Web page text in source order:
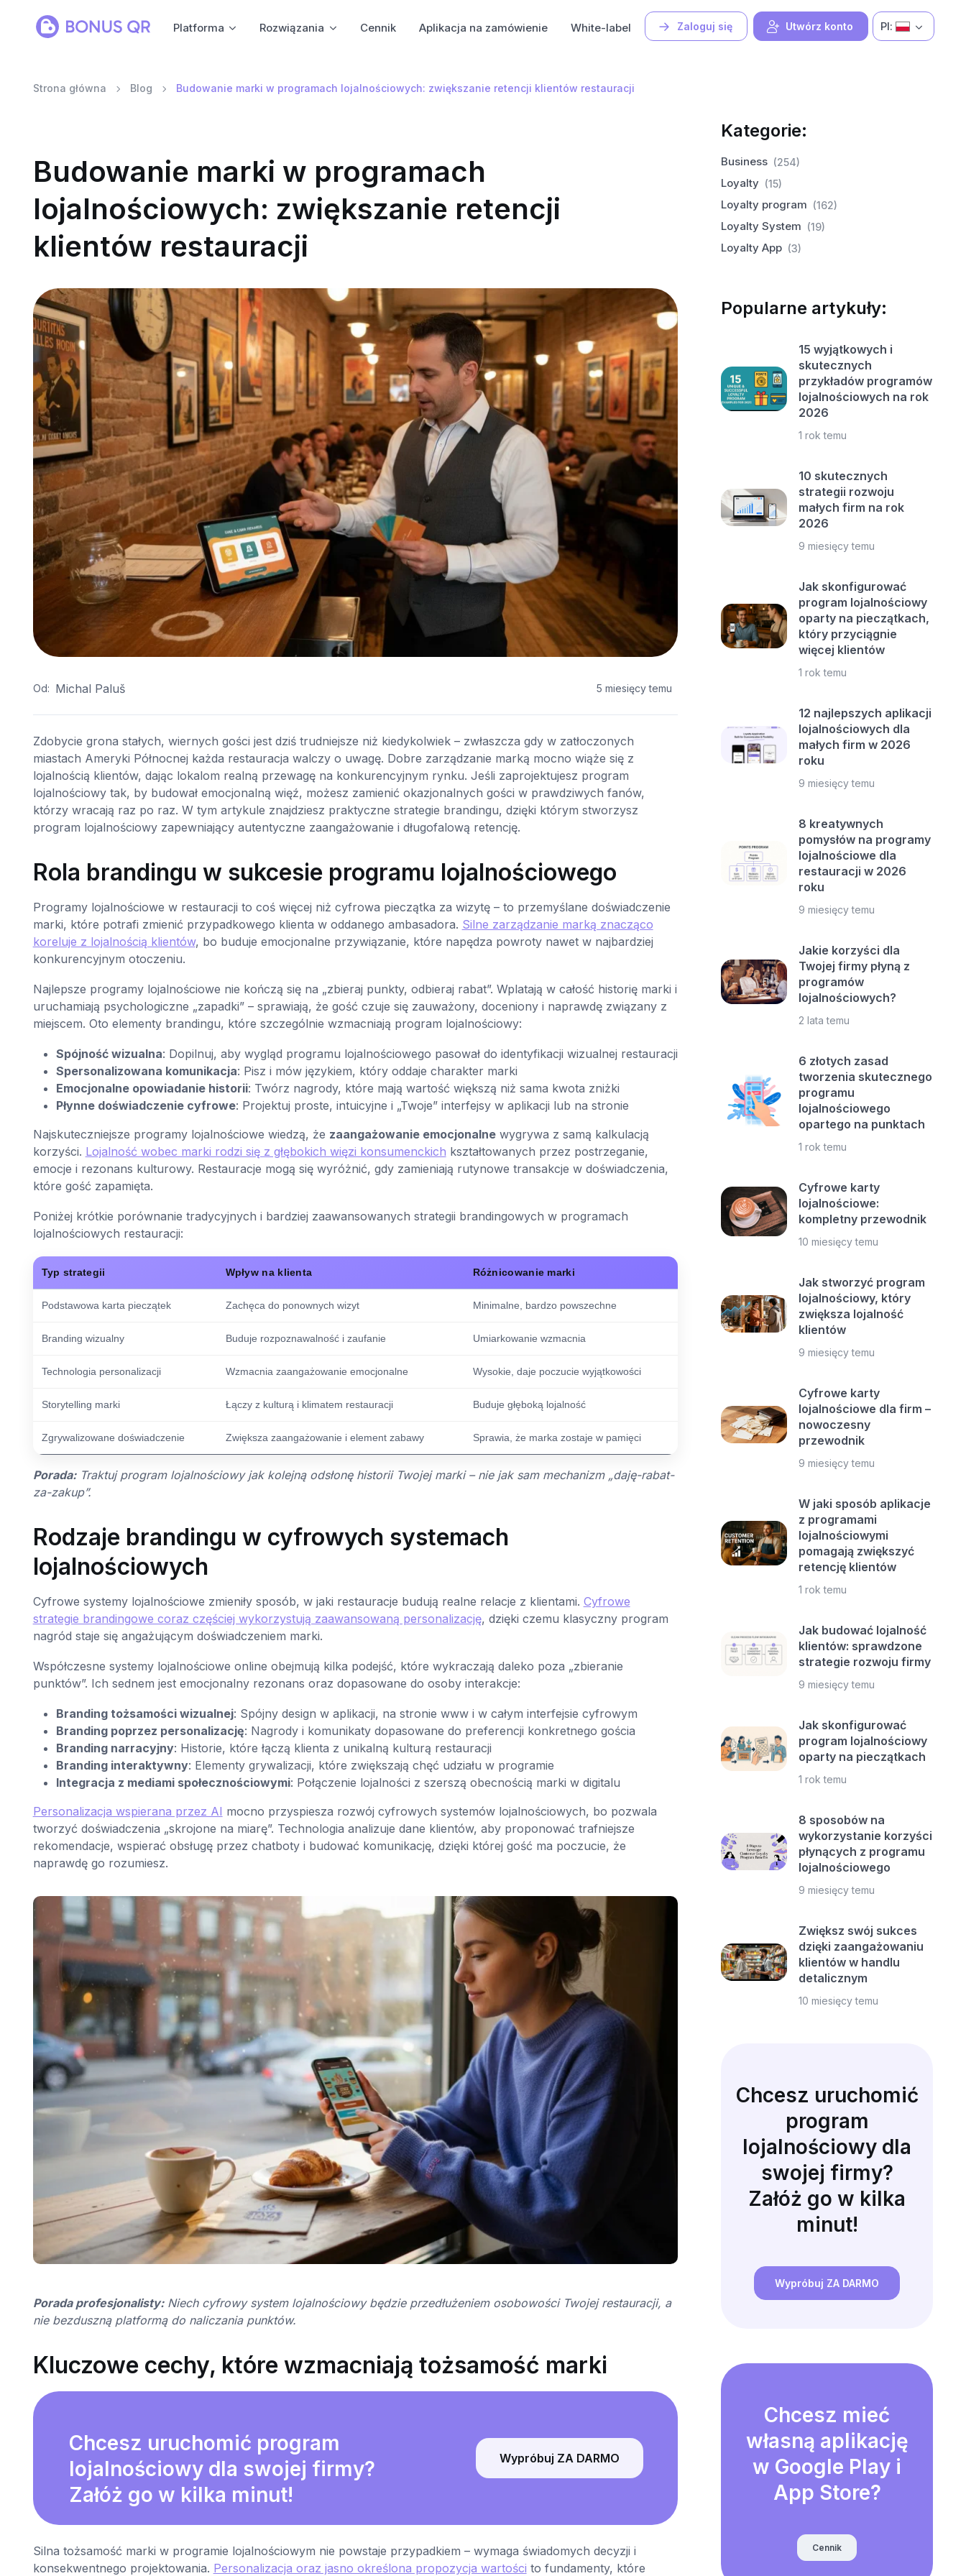
Zaloguj się Utwórz konto
Platforma Rozwiązania Cennik Aplikacja na zamówienie White-label Pl:
Strona główna Blog Budowanie marki w programach lojalnościowych: zwiększanie retencji klientów restauracji
Budowanie marki w programach
lojalnościowych: zwiększanie retencji
klientów restauracji
Od: Michal Paluš 5 miesięcy temu
Zdobycie grona stałych, wiernych gości jest dziś trudniejsze niż kiedykolwiek – zwłaszcza gdy w zatłoczonych
miastach Ameryki Północnej każda restauracja walczy o uwagę. Dobre zarządzanie marką mocno wiąże się z
lojalnością klientów, dając lokalom realną przewagę na konkurencyjnym rynku. Jeśli zaprojektujesz program
lojalnościowy tak, by budował emocjonalną więź, możesz zamienić okazjonalnych gości w prawdziwych fanów,
którzy wracają raz po raz. W tym artykule znajdziesz praktyczne strategie brandingu, dzięki którym stworzysz
program lojalnościowy zapewniający autentyczne zaangażowanie i długofalową retencję.
Rola brandingu w sukcesie programu lojalnościowego
Programy lojalnościowe w restauracji to coś więcej niż cyfrowa pieczątka za wizytę – to przemyślane doświadczenie
marki, które potrafi zmienić przypadkowego klienta w oddanego ambasadora. Silne zarządzanie marką znacząco
koreluje z lojalnością klientów, bo buduje emocjonalne przywiązanie, które napędza powroty nawet w najbardziej
konkurencyjnym otoczeniu.
Najlepsze programy lojalnościowe nie kończą się na „zbieraj punkty, odbieraj rabat”. Wplatają w całość historię marki i
uruchamiają psychologiczne „zapadki” – sprawiają, że gość czuje się zauważony, doceniony i naprawdę związany z
miejscem. Oto elementy brandingu, które szczególnie wzmacniają program lojalnościowy:
Spójność wizualna: Dopilnuj, aby wygląd programu lojalnościowego pasował do identyfikacji wizualnej restauracji
Spersonalizowana komunikacja: Pisz i mów językiem, który oddaje charakter marki
Emocjonalne opowiadanie historii: Twórz nagrody, które mają wartość większą niż sama kwota zniżki
Płynne doświadczenie cyfrowe: Projektuj proste, intuicyjne i „Twoje” interfejsy w aplikacji lub na stronie
Najskuteczniejsze programy lojalnościowe wiedzą, że zaangażowanie emocjonalnewygrywa z samą kalkulacją
korzyści. Lojalność wobec marki rodzi się z głębokich więzi konsumenckich kształtowanych przez postrzeganie,
emocje i rezonans kulturowy. Restauracje mogą się wyróżnić, gdy zamieniają rutynowe transakcje w doświadczenia,
które gość zapamięta.
Poniżej krótkie porównanie tradycyjnych i bardziej zaawansowanych strategii brandingowych w programach
lojalnościowych restauracji:
Typ strategii Wpływ na klienta Różnicowanie marki
Podstawowa karta pieczątek Zachęca do ponownych wizyt Minimalne, bardzo powszechne
Branding wizualny Buduje rozpoznawalność i zaufanie Umiarkowanie wzmacnia
Technologia personalizacji Wzmacnia zaangażowanie emocjonalne Wysokie, daje poczucie wyjątkowości
Storytelling marki Łączy z kulturą i klimatem restauracji Buduje głęboką lojalność
Zgrywalizowane doświadczenie Zwiększa zaangażowanie i element zabawy Sprawia, że marka zostaje w pamięci
Porada: Traktuj program lojalnościowy jak kolejną odsłonę historii Twojej marki – nie jak sam mechanizm „daję-rabat-
za-zakup”.
Rodzaje brandingu w cyfrowych systemach
lojalnościowych
Cyfrowe systemy lojalnościowe zmieniły sposób, w jaki restauracje budują realne relacje z klientami. Cyfrowe
strategie brandingowe coraz częściej wykorzystują zaawansowaną personalizację, dzięki czemu klasyczny program
nagród staje się angażującym doświadczeniem marki.
Współczesne systemy lojalnościowe online obejmują kilka podejść, które wykraczają daleko poza „zbieranie
punktów”. Ich sednem jest emocjonalny rezonans oraz dopasowane do osoby interakcje:
Branding tożsamości wizualnej: Spójny design w aplikacji, na stronie www i w całym interfejsie cyfrowym
Branding poprzez personalizację: Nagrody i komunikaty dopasowane do preferencji konkretnego gościa
Branding narracyjny: Historie, które łączą klienta z unikalną kulturą restauracji
Branding interaktywny: Elementy grywalizacji, które zwiększają chęć udziału w programie
Integracja z mediami społecznościowymi: Połączenie lojalności z szerszą obecnością marki w digitalu
Personalizacja wspierana przez AI mocno przyspiesza rozwój cyfrowych systemów lojalnościowych, bo pozwala
tworzyć doświadczenia „skrojone na miarę”. Technologia analizuje dane klientów, aby proponować trafniejsze
rekomendacje, wspierać obsługę przez chatboty i budować komunikację, dzięki której gość ma poczucie, że
naprawdę go rozumiesz.
Porada profesjonalisty: Niech cyfrowy system lojalnościowy będzie przedłużeniem osobowości Twojej restauracji, a
nie bezduszną platformą do naliczania punktów.
Kluczowe cechy, które wzmacniają tożsamość marki
Chcesz uruchomić program
lojalnościowy dla swojej firmy?
Załóż go w kilka minut!
Wypróbuj ZA DARMO
Silna tożsamość marki w programie lojalnościowym nie powstaje przypadkiem – wymaga świadomych decyzji i
konsekwentnego projektowania. Personalizacja oraz jasno określona propozycja wartości to fundamenty, które
Kategorie:
Business (254)
Loyalty (15)
Loyalty program (162)
Loyalty System (19)
Loyalty App (3)
Popularne artykuły:
15 wyjątkowych i
skutecznych
przykładów programów
lojalnościowych na rok
2026
1 rok temu
10 skutecznych
strategii rozwoju
małych firm na rok
2026
9 miesięcy temu
Jak skonfigurować
program lojalnościowy
oparty na pieczątkach,
który przyciągnie
więcej klientów
1 rok temu
12 najlepszych aplikacji
lojalnościowych dla
małych firm w 2026
roku
9 miesięcy temu
8 kreatywnych
pomysłów na programy
lojalnościowe dla
restauracji w 2026
roku
9 miesięcy temu
Jakie korzyści dla
Twojej firmy płyną z
programów
lojalnościowych?
2 lata temu
6 złotych zasad
tworzenia skutecznego
programu
lojalnościowego
opartego na punktach
1 rok temu
Cyfrowe karty
lojalnościowe:
kompletny przewodnik
10 miesięcy temu
Jak stworzyć program
lojalnościowy, który
zwiększa lojalność
klientów
9 miesięcy temu
Cyfrowe karty
lojalnościowe dla firm –
nowoczesny
przewodnik
9 miesięcy temu
W jaki sposób aplikacje
z programami
lojalnościowymi
pomagają zwiększyć
retencję klientów
1 rok temu
Jak budować lojalność
klientów: sprawdzone
strategie rozwoju firmy
9 miesięcy temu
Jak skonfigurować
program lojalnościowy
oparty na pieczątkach
1 rok temu
8 sposobów na
wykorzystanie korzyści
płynących z programu
lojalnościowego
9 miesięcy temu
Zwiększ swój sukces
dzięki zaangażowaniu
klientów w handlu
detalicznym
10 miesięcy temu
Chcesz uruchomić
program
lojalnościowy dla
swojej firmy?
Załóż go w kilka
minut!
Wypróbuj ZA DARMO
Chcesz mieć
własną aplikację
w Google Play i
App Store?
Cennik